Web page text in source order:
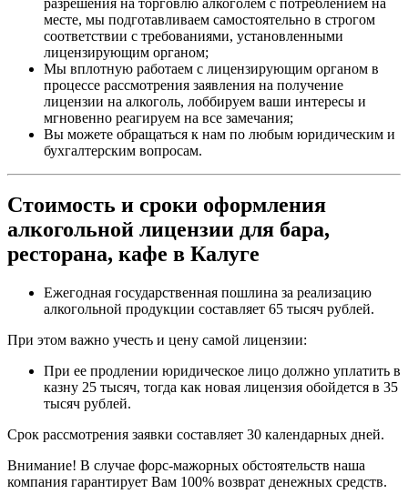
месте, мы подготавливаем самостоятельно в строгом
соответствии с требованиями, установленными
лицензирующим органом;
Мы вплотную работаем с лицензирующим органом в
процессе рассмотрения заявления на получение
лицензии на алкоголь, лоббируем ваши интересы и
мгновенно реагируем на все замечания;
Вы можете обращаться к нам по любым юридическим и
бухгалтерским вопросам.
Стоимость и сроки оформления
алкогольной лицензии для бара,
ресторана, кафе в Калуге
Ежегодная государственная пошлина за реализацию
алкогольной продукции составляет 65 тысяч рублей.
При этом важно учесть и цену самой лицензии:
При ее продлении юридическое лицо должно уплатить в
казну 25 тысяч, тогда как новая лицензия обойдется в 35
тысяч рублей.
Срок рассмотрения заявки составляет 30 календарных дней.
Внимание! В случае форс-мажорных обстоятельств наша
компания гарантирует Вам 100% возврат денежных средств.